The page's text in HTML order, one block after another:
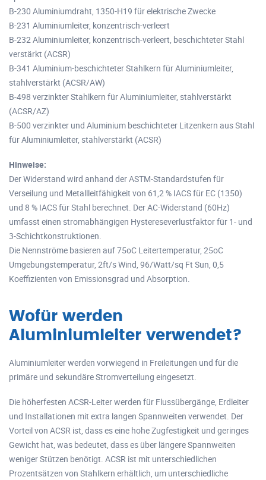
B-230 Aluminiumdraht, 1350-H19 für elektrische Zwecke
B-231 Aluminiumleiter, konzentrisch-verleert
B-232 Aluminiumleiter, konzentrisch-verleert, beschichteter Stahl
verstärkt (ACSR)
B-341 Aluminium-beschichteter Stahlkern für Aluminiumleiter,
stahlverstärkt (ACSR/AW)
B-498 verzinkter Stahlkern für Aluminiumleiter, stahlverstärkt
(ACSR/AZ)
B-500 verzinkter und Aluminium beschichteter Litzenkern aus Stahl
für Aluminiumleiter, stahlverstärkt (ACSR)
Hinweise:
Der Widerstand wird anhand der ASTM-Standardstufen für
Verseilung und Metallleitfähigkeit von 61,2 % IACS für EC (1350)
und 8 % IACS für Stahl berechnet. Der AC-Widerstand (60Hz)
umfasst einen stromabhängigen Hystereseverlustfaktor für 1- und
3-Schichtkonstruktionen.
Die Nennströme basieren auf 75oC Leitertemperatur, 25oC
Umgebungstemperatur, 2ft/s Wind, 96/Watt/sq Ft Sun, 0,5
Koeffizienten von Emissionsgrad und Absorption.
Wofür werden
Aluminiumleiter verwendet?
Aluminiumleiter werden vorwiegend in Freileitungen und für die
primäre und sekundäre Stromverteilung eingesetzt.
Die höherfesten ACSR-Leiter werden für Flussübergänge, Erdleiter
und Installationen mit extra langen Spannweiten verwendet. Der
Vorteil von ACSR ist, dass es eine hohe Zugfestigkeit und geringes
Gewicht hat, was bedeutet, dass es über längere Spannweiten
weniger Stützen benötigt. ACSR ist mit unterschiedlichen
Prozentsätzen von Stahlkern erhältlich, um unterschiedliche